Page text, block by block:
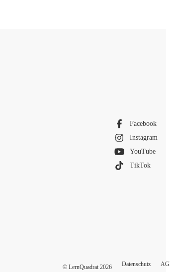
Facebook
Instagram
YouTube
TikTok
© LernQuadrat 2026 Datenschutz